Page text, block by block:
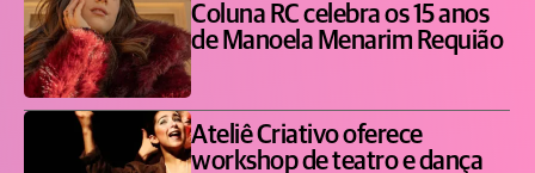
Coluna RC celebra os 15 anos
de Manoela Menarim Requião
Ateliê Criativo oferece
workshop de teatro e dança